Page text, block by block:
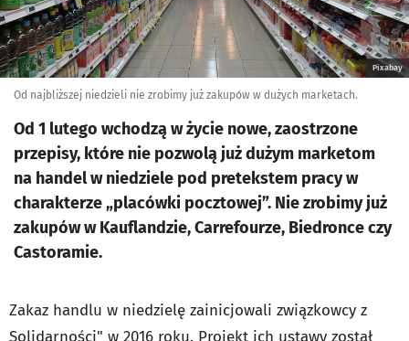
Pixabay
Od najbliższej niedzieli nie zrobimy już zakupów w dużych marketach.
Od 1 lutego wchodzą w życie nowe, zaostrzone
przepisy, które nie pozwolą już dużym marketom
na handel w niedziele pod pretekstem pracy w
charakterze „placówki pocztowej”. Nie zrobimy już
zakupów w Kauflandzie, Carrefourze, Biedronce czy
Castoramie.
Zakaz handlu w niedzielę zainicjowali związkowcy z
Solidarności" w 2016 roku. Projekt ich ustawy został